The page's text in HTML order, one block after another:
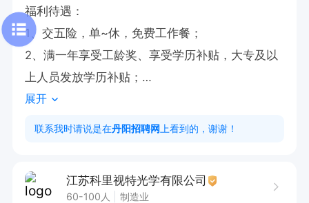
福利待遇：
1、交五险，单~休，免费工作餐；
2、满一年享受工龄奖、享受学历补贴，大专及以
上人员发放学历补贴；
3、生日当月有生日补贴、外地员工租房享受租房
补贴；
展开
联系我时请说是在丹阳招聘网 上看到的，谢谢！
江苏科里视特光学有限公司
60-100人 制造业